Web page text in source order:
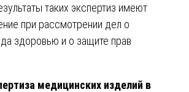
таких экспертиз имеют
при рассмотрении дел о
здоровью и о защите прав
медицинских изделий в